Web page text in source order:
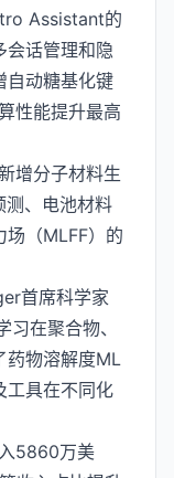
Assistant的
会话管理和隐
自动糖基化键
性能提升最高
增分子材料生
测、电池材料
场（MLFF）的
首席科学家
在聚合物、
药物溶解度ML
工具在不同化
5860万美